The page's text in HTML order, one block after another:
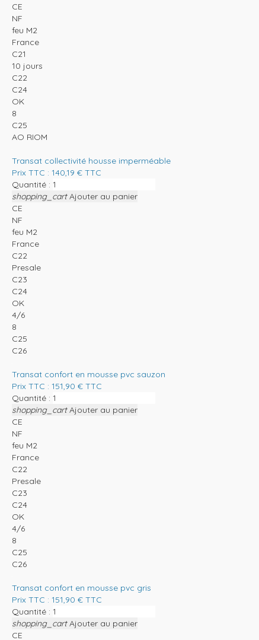
CE
NF
feu M2
France
C21
10 jours
C22
C24
OK
8
C25
AO RIOM
Transat collectivité housse imperméable
Prix TTC : 140,19 € TTC
Quantité :
shopping_cart Ajouter au panier
CE
NF
feu M2
France
C22
Presale
C23
C24
OK
4/6
8
C25
C26
Transat confort en mousse pvc sauzon
Prix TTC : 151,90 € TTC
Quantité :
shopping_cart Ajouter au panier
CE
NF
feu M2
France
C22
Presale
C23
C24
OK
4/6
8
C25
C26
Transat confort en mousse pvc gris
Prix TTC : 151,90 € TTC
Quantité :
shopping_cart Ajouter au panier
CE